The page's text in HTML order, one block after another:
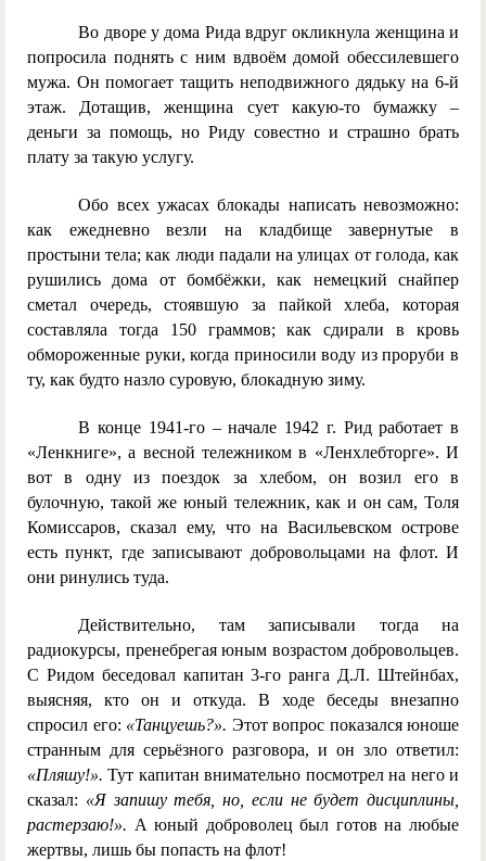
Во дворе у дома Рида вдруг окликнула женщина и
попросила поднять с ним вдвоём домой обессилевшего
мужа. Он помогает тащить неподвижного дядьку на 6-й
этаж. Дотащив, женщина сует какую-то бумажку –
деньги за помощь, но Риду совестно и страшно брать
плату за такую услугу.
Обо всех ужасах блокады написать невозможно:
как ежедневно везли на кладбище завернутые в
простыни тела; как люди падали на улицах от голода, как
рушились дома от бомбёжки, как немецкий снайпер
сметал очередь, стоявшую за пайкой хлеба, которая
составляла тогда 150 граммов; как сдирали в кровь
обмороженные руки, когда приносили воду из проруби в
ту, как будто назло суровую, блокадную зиму.
В конце 1941-го – начале 1942 г. Рид работает в
«Ленкниге», а весной тележником в «Ленхлебторге». И
вот в одну из поездок за хлебом, он возил его в
булочную, такой же юный тележник, как и он сам, Толя
Комиссаров, сказал ему, что на Васильевском острове
есть пункт, где записывают добровольцами на флот. И
они ринулись туда.
Действительно, там записывали тогда на
радиокурсы, пренебрегая юным возрастом добровольцев.
С Ридом беседовал капитан 3-го ранга Д.Л. Штейнбах,
выясняя, кто он и откуда. В ходе беседы внезапно
спросил его: «Танцуешь?». Этот вопрос показался юноше
странным для серьёзного разговора, и он зло ответил:
«Пляшу!».Тут капитан внимательно посмотрел на него и
сказал: «Я запишу тебя, но, если не будет дисциплины,
растерзаю!». А юный доброволец был готов на любые
жертвы, лишь бы попасть на флот!